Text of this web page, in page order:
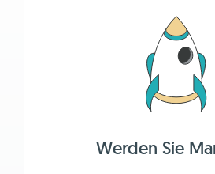
Werden Sie